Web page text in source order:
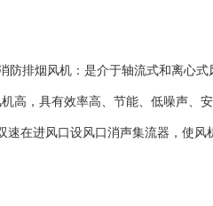
防排烟风机：是介于轴流式和离心
高，具有效率高、节能、低噪声、
速在进风口设风口消声集流器，使